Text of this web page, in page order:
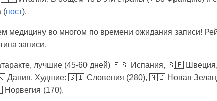
(пост).
медицину во многом по времени ожидания записи!
записи.
лучшие (45-60 дней) 🇪🇸 Испания, 🇸🇪
Худшие: 🇸🇮 Словения (280), 🇳🇿 Новая
(170).